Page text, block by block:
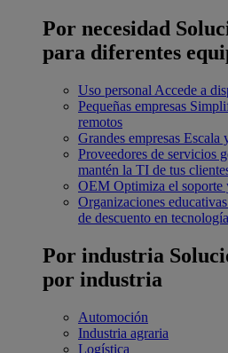
Por necesidad
para diferentes
Uso personal Accede a
Pequeñas empresas
remotos
Grandes empresas Escala
Proveedores de servicios
mantén la TI de tus
OEM Optimiza el soporte
Organizaciones
de descuento en
Por industria
por industria
Automoción
Industria agraria
Logística